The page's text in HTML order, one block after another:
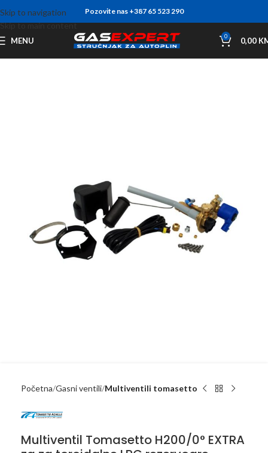
Skip to navigation
Skip to main content
Pozovite nas +387 65 523 290
MENU 0 0,00
Početna Gasni ventili Multiventili tomasetto
Multiventil Tomasetto H200/0° EXTRA